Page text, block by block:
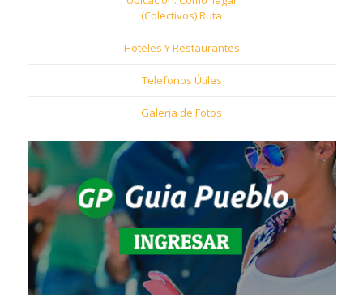
(Colectivos) Ruta
Hoteles Y Restaurantes
Telefonos Útiles
Galeria de Fotos